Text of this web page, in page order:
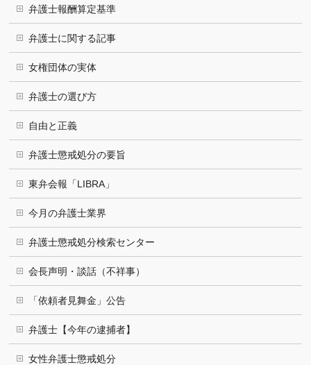
弁護士報酬算定基準
弁護士に関する記事
女権団体の実体
弁護士の選び方
自由と正義
弁護士懲戒処分の要旨
東弁会報「LIBRA」
今月の弁護士業界
弁護士懲戒処分検索センター
会長声明・談話（不祥事）
「依頼者見舞金」公告
弁護士【今年の逮捕者】
女性弁護士懲戒処分